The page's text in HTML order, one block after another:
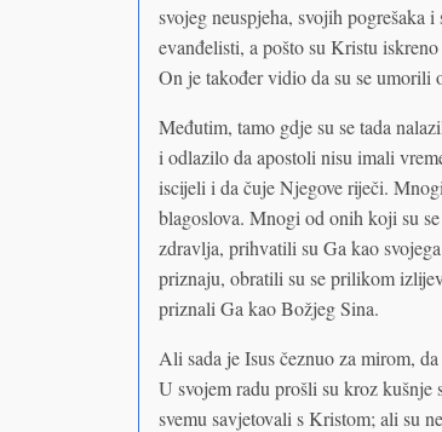
svojeg neuspjeha, svojih pogrešaka
evanđelisti, a pošto su Kristu
On je također vidio da su se umorili
Međutim, tamo gdje su se tada
i odlazilo da apostoli nisu imali
iscijeli i da čuje Njegove riječi.
blagoslova. Mnogi od onih koji su
zdravlja, prihvatili su Ga kao
priznaju, obratili su se prilikom
priznali Ga kao Božjeg Sina.
Ali sada je Isus čeznuo za mirom,
U svojem radu prošli su kroz kušnje
svemu savjetovali s Kristom; ali su